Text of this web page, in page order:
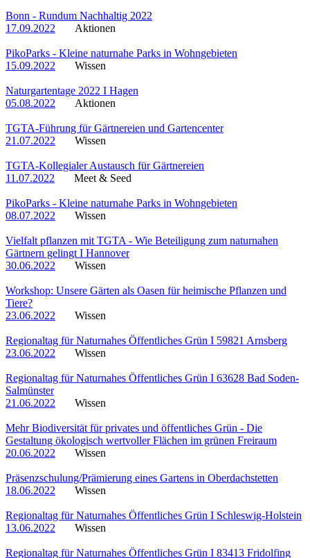
Bonn - Rundum Nachhaltig 2022
17.09.2022
Aktionen
PikoParks - Kleine naturnahe Parks in Wohngebieten
15.09.2022
Wissen
Naturgartentage 2022 I Hagen
05.08.2022
Aktionen
TGTA-Führung für Gärtnereien und Gartencenter
21.07.2022
Wissen
TGTA-Kollegialer Austausch für Gärtnereien
11.07.2022
Meet & Seed
PikoParks - Kleine naturnahe Parks in Wohngebieten
08.07.2022
Wissen
Vielfalt pflanzen mit TGTA - Wie Beteiligung zum naturnahen
Gärtnern gelingt I Hannover
30.06.2022
Wissen
Workshop: Unsere Gärten als Oasen für heimische Pflanzen und
Tiere?
23.06.2022
Wissen
Regionaltag für Naturnahes Öffentliches Grün I 59821 Arnsberg
23.06.2022
Wissen
Regionaltag für Naturnahes Öffentliches Grün I 63628 Bad Soden-
Salmünster
21.06.2022
Wissen
Mehr Biodiversität für privates und öffentliches Grün - Die
Gestaltung ökologisch wertvoller Flächen im grünen Freiraum
20.06.2022
Wissen
Präsenzschulung/Prämierung eines Gartens in Oberdachstetten
18.06.2022
Wissen
Regionaltag für Naturnahes Öffentliches Grün I Schleswig-Holstein
13.06.2022
Wissen
Regionaltag für Naturnahes Öffentliches Grün I 83413 Fridolfing